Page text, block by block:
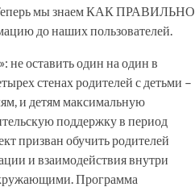
мы знаем КАК ПРАВИЛЬНО
до наших пользователей.
не оставить один на один в
стенах родителей с детьми –
и детям максимальную
поддержку в период
призван обучить родителей
и взаимодействия внутри
Программа